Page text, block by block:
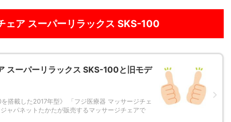
ェア スーパーリラックス SKS-100
スーパーリラックス SKS-100と旧モデ
搭載した2017年型》 「フジ医療器 マッサージチェ
ャパネットたかたが販売するマッサージチェアで